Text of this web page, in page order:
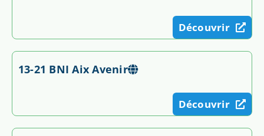
Découvrir
13-21 BNI Aix Avenir
Découvrir